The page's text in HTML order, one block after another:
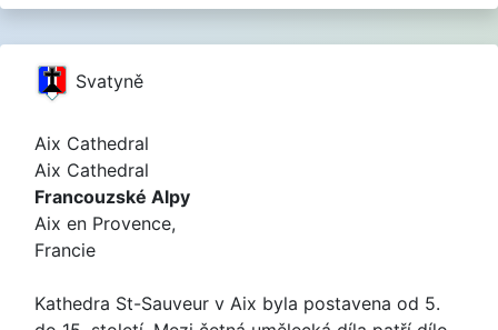
Svatyně
Aix Cathedral
Aix Cathedral
Francouzské Alpy
Aix en Provence,
Francie
Kathedra St-Sauveur v Aix byla postavena od 5.